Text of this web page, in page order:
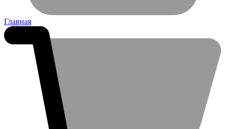
Главная